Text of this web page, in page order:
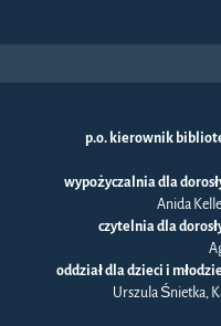
p.o. kierownik
wypożyczalnia dla
Anida
czytelnia dla
oddział dla dzieci i
Urszula Śnietka,